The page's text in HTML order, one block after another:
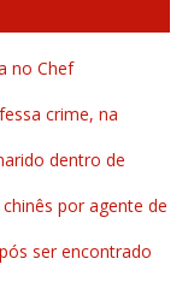
no Chef
crime, na
dentro de
por agente de
ser encontrado